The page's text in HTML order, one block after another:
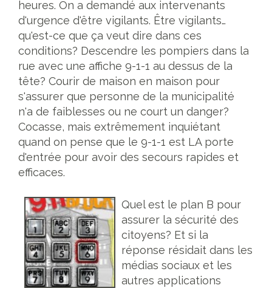
heures. On a demandé aux intervenants
d'urgence d'être vigilants. Être vigilants…
qu'est-ce que ça veut dire dans ces
conditions? Descendre les pompiers dans la
rue avec une affiche 9-1-1 au dessus de la
tête? Courir de maison en maison pour
s'assurer que personne de la municipalité
n'a de faiblesses ou ne court un danger?
Cocasse, mais extrêmement inquiétant
quand on pense que le 9-1-1 est LA porte
d'entrée pour avoir des secours rapides et
efficaces.
Quel est le plan B pour
assurer la sécurité des
citoyens? Et si la
réponse résidait dans les
médias sociaux et les
autres applications